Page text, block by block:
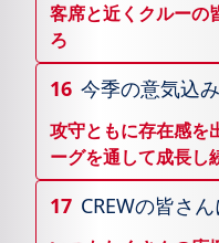
客席と近くクルーの
ろ
16 今季の意気込み
攻守ともに存在感を
ーグを通して成長し
17 CREWの皆さ